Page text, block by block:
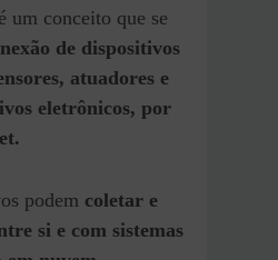
um conceito que se
de dispositivos
atuadores e
eletrônicos, por
podem coletar e
si e com sistemas